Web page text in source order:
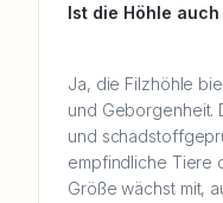
Ist die Höhle
Ja, die Filzhöhle
und Geborgenheit.
und
empfindliche Tiere
Größe wächst mit,